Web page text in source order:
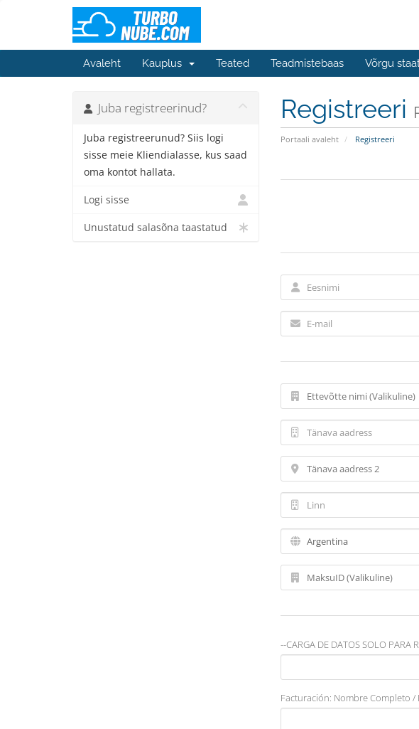
Avaleht Kauplus Teated Teadmistebaas Võrgu
Registreeri
Portaali avaleht Registreeri
Juba registreerinud?
Juba registreerunud? Siis logi
sisse meie Kliendialasse, kus saad
oma kontot hallata.
Logi sisse
Unustatud salasõna taastatud
--CARGA DE DATOS SOLO PARA
Facturación: Nombre Completo /